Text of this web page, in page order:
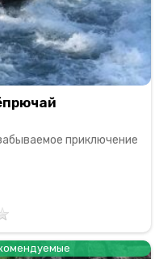
приключение